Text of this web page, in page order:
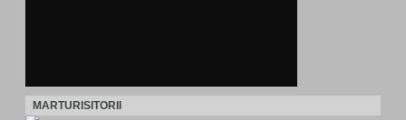
MARTURISITORII